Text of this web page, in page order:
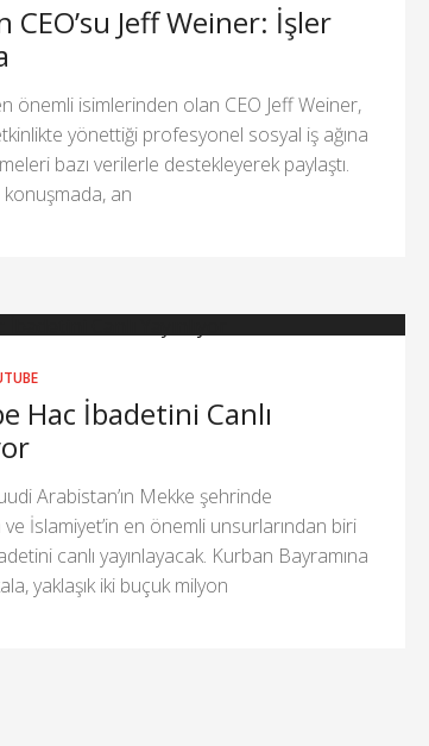
CEO’su Jeff Weiner: İşler
önemli isimlerinden olan CEO Jeff Weiner,
etkinlikte yönettiği profesyonel sosyal iş ağına
bazı verilerle destekleyerek paylaştı.
an
Hac İbadetini Canlı
Arabistan’ın Mekke şehrinde
İslamiyet’in en önemli unsurlarından biri
canlı yayınlayacak. Kurban Bayramına
yaklaşık iki buçuk milyon